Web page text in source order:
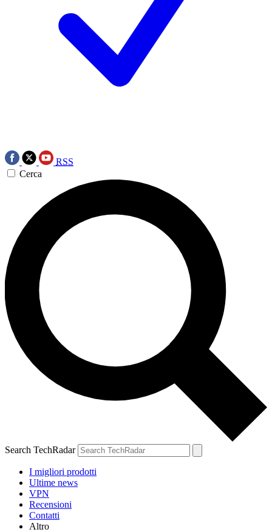
RSS
Cerca
Search TechRadar
I migliori prodotti
Ultime news
VPN
Recensioni
Contatti
Altro